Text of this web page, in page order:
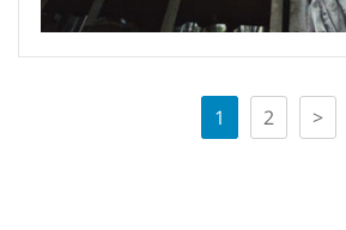
1 2 >